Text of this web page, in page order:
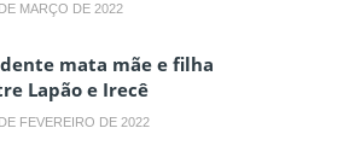
MARÇO DE 2022
mata mãe e filha
Lapão e Irecê
FEVEREIRO DE 2022